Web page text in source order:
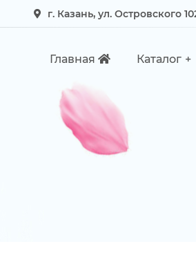
г. Казань, ул. Островского
Главная Каталог